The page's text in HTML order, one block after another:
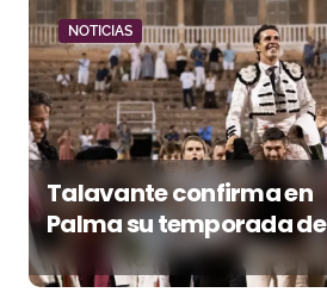
NOTICIAS
Talavante confirma en
Palma su temporada de
figura y el palco niega el
premio a Roca Rey